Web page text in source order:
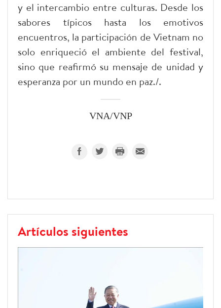
y el intercambio entre culturas. Desde los
sabores típicos hasta los emotivos
encuentros, la participación de Vietnam no
solo enriqueció el ambiente del festival,
sino que reafirmó su mensaje de unidad y
esperanza por un mundo en paz./.
VNA/VNP
Artículos siguientes